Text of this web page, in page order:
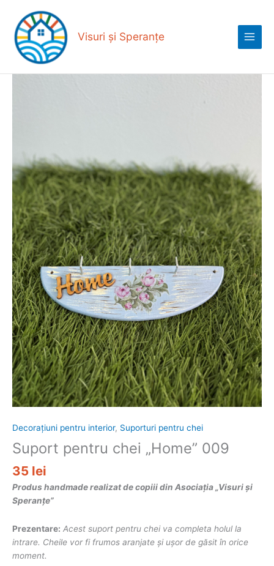
content
Visuri și Speranțe
Menu
Decorațiuni pentru interior, Suporturi pentru chei
Suport pentru chei „Home” 009
35 lei
Produs handmade realizat de copiii din Asociația „Visuri și
Speranțe”
Prezentare: Acest suport pentru chei va completa holul la
intrare. Cheile vor fi frumos aranjate și ușor de găsit în orice
moment.